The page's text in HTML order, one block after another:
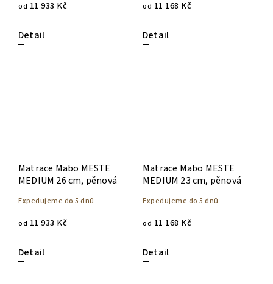
od 11 933 Kč
Detail
od 11 168 Kč
Detail
Matrace Mabo MESTE
MEDIUM 26 cm, pěnová
Expedujeme do 5 dnů
od 11 933 Kč
Detail
Matrace Mabo MESTE
MEDIUM 23 cm, pěnová
Expedujeme do 5 dnů
od 11 168 Kč
Detail